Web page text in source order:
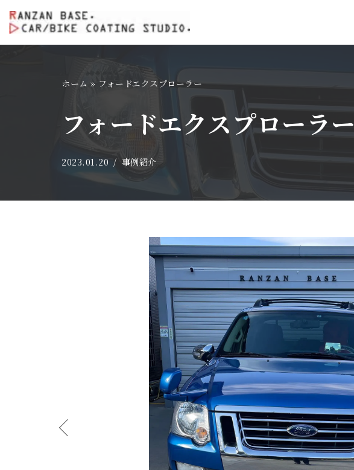
コ
ホーム » フォードエクスプローラー
フォードエクスプローラー
2023.01.20 事例紹介